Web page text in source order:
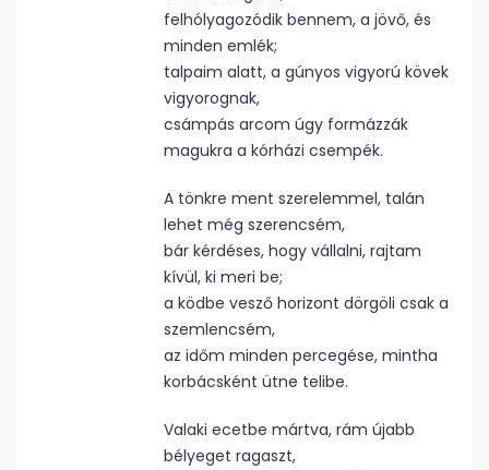
felhólyagozódik bennem, a jövő, és
minden emlék;
talpaim alatt, a gúnyos vigyorú kövek
vigyorognak,
csámpás arcom úgy formázzák
magukra a kórházi csempék.
A tönkre ment szerelemmel, talán
lehet még szerencsém,
bár kérdéses, hogy vállalni, rajtam
kívül, ki meri be;
a ködbe vesző horizont dörgöli csak a
szemlencsém,
az időm minden percegése, mintha
korbácsként ütne telibe.
Valaki ecetbe mártva, rám újabb
bélyeget ragaszt,